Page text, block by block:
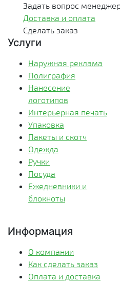
Задать вопрос
Доставка и оплата
Сделать заказ
Услуги
Наружная реклама
Полиграфия
Нанесение
логотипов
Интерьерная печать
Упаковка
Пакеты и скотч
Одежда
Ручки
Посуда
Ежедневники и
блокноты
Информация
О компании
Как сделать заказ
Оплата и доставка